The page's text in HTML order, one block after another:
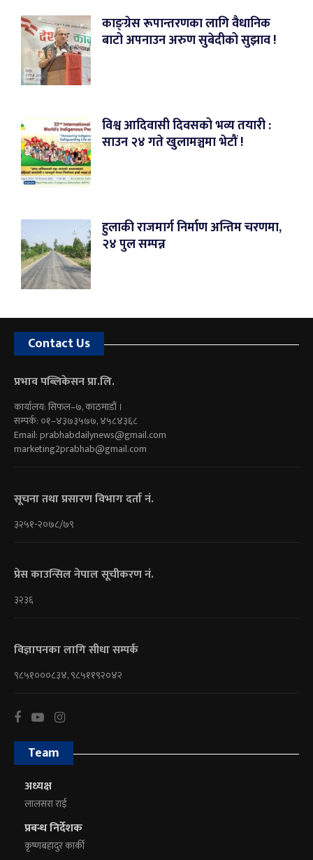
काङ्ग्रेस रूपान्तरणका लागि वैधानिक
बाटो अपनाउन अरुण सुबेदीको सुझाव !
विश्व आदिवासी दिवसको भव्य तयारी :
साउन २४ गते खुलामञ्चमा भेटौं !
हुलाकी राजमार्ग निर्माण अन्तिम चरणमा,
२४ पुल सम्पन्न
Contact Us
प्रभाव पब्लिकेसन प्रा.लि.
कार्यालय: सिफल–७, काठमाडौं ।
सम्पर्क: ०१–४३७३५७७, ४५८४३६८
Email:prabhabdailynews@gmail.com
marketing2prabhab@gmail.com
सूचना तथा प्रसारण विभाग दर्ता नं.
३२५१-२०७८/७९
प्रेस काउन्सिल नेपाल सूचीकरण नं.
३२३६
विज्ञापनका लागि सीधा सम्पर्क
९८५१०००८३४, ९८५११९२०४२
Team
अध्यक्ष
लालसरा राई
प्रबन्ध निर्देशक
कृष्णबहादुर कार्की